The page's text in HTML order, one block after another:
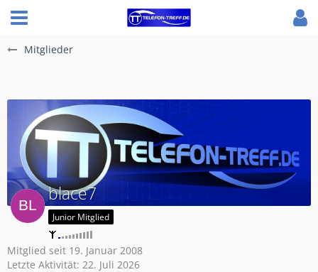
Mitglieder
blace7
Junior Mitglied
Mitglied seit 19. Januar 2008
Letzte Aktivität: 22. Juli 2026